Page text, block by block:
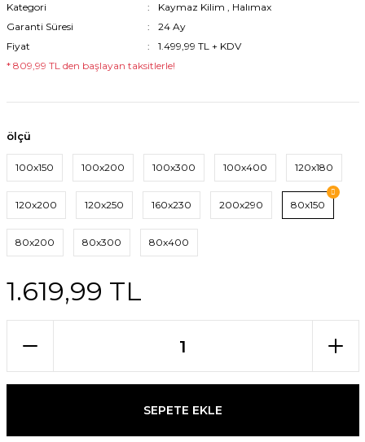
Kategori
Kaymaz Kilim , Halımax
Garanti Süresi
24 Ay
Fiyat
1.499,99 TL + KDV
* 809,99 TL den başlayan taksitlerle!
ölçü
100x150 100x200 100x300 100x400 120x180
120x200 120x250 160x230 200x290 80x150
80x200 80x300 80x400
1.619,99 TL
SEPETE EKLE